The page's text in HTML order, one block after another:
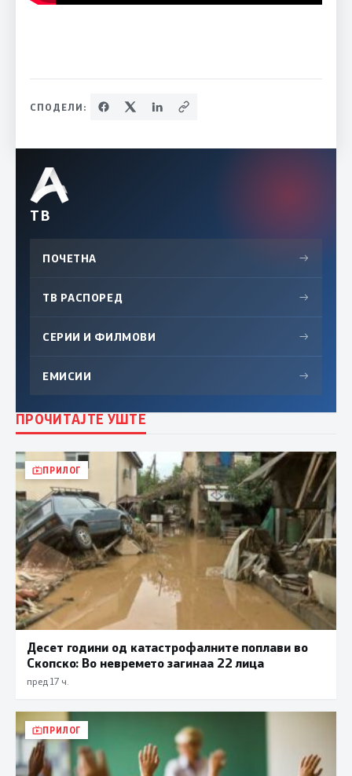
СПОДЕЛИ:
ТВ
ПОЧЕТНА →
ТВ РАСПОРЕД →
СЕРИИ И ФИЛМОВИ →
ЕМИСИИ →
ПРОЧИТАЈТЕ УШТЕ
ПРИЛОГ
Десет години од катастрофалните поплави во
Скопско: Во невремето загинаа 22 лица
пред 17 ч.
ПРИЛОГ